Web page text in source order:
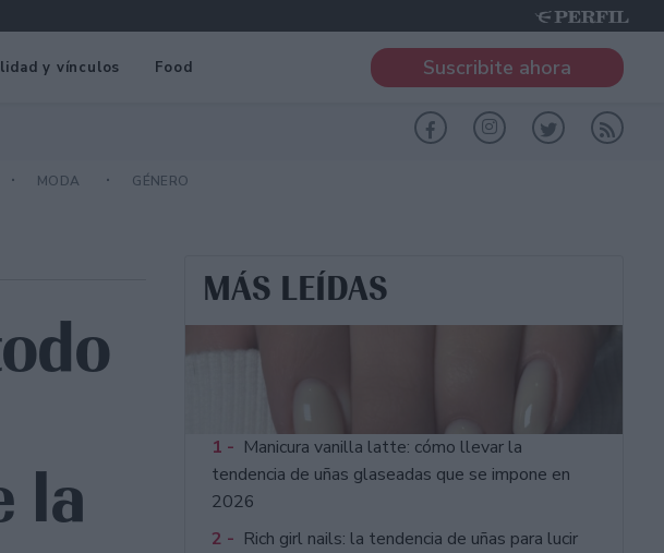
y vínculos Food Suscribite ahora
MODA GÉNERO
la
MÁS LEÍDAS
1 - Manicura vanilla latte: cómo llevar la
tendencia de uñas glaseadas que se impone en
2026
2 - Rich girl nails: la tendencia de uñas para lucir